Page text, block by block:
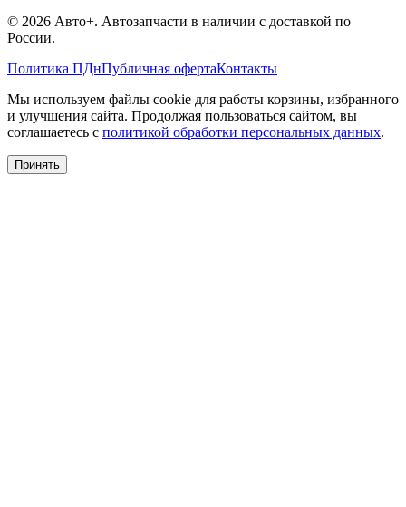
© 2026 Авто+. Автозапчасти в наличии с доставкой по
России.
Политика ПДнПубличная офертаКонтакты
Мы используем файлы cookie для работы корзины, избранного
и улучшения сайта. Продолжая пользоваться сайтом, вы
соглашаетесь с политикой обработки персональных данных.
Принять